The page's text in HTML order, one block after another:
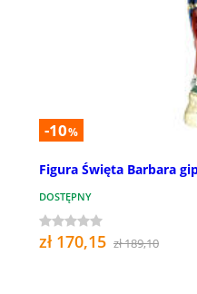
-10%
Figura Święta Barbara
DOSTĘPNY
zł 170,15 zł 189,10